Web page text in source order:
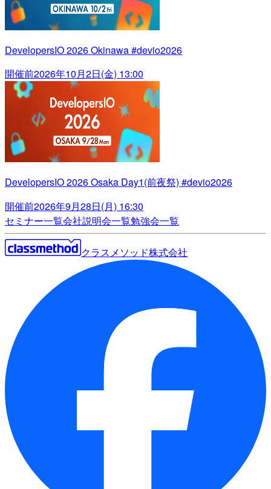
DevelopersIO 2026 Okinawa #devio2026
開催前2026年10月2日(金) 13:00
DevelopersIO 2026 Osaka Day1(前夜祭) #devio2026
開催前2026年9月28日(月) 16:30
セミナー一覧会社説明会一覧勉強会一覧
クラスメソッド株式会社